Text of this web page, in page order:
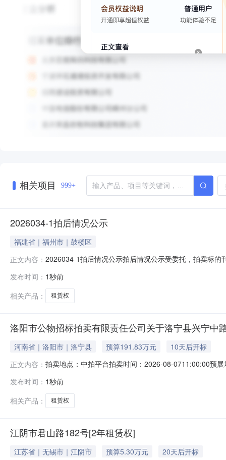
相关项目 999+
2026034-1拍后情况公示
福建省｜福州市｜鼓楼区
正文内容： 2026034-1拍后情况公示拍后情况公示受委托，拍卖标
话：0591-87871390。地址：福州市鼓楼区五四路89号
发布时间： 1秒前
相关产品：
租赁权
洛阳市公物招标拍卖有限责任公司关于洛宁县兴宁
河南省｜洛阳市｜洛宁县 预算191.83万元
10天后开标
正文内容： 拍卖地点：中拍平台拍卖时间：2026-08-0711:00:00预
年租赁权，起拍价：1918293元/每年。二、展示时间及
发布时间： 1秒前
相关产品：
租赁权
江阴市君山路182号[2年租赁权]
江苏省｜无锡市｜江阴市 预算5.30万元
20天后开标